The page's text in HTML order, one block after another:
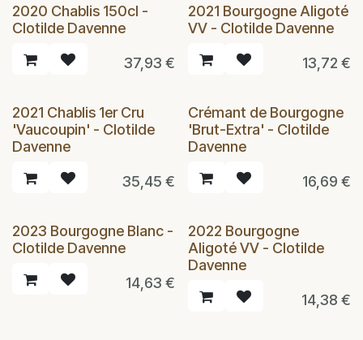
2020 Chablis 150cl -
Clotilde Davenne
37,93 €
2021 Bourgogne Aligoté
VV - Clotilde Davenne
13,72 €
2021 Chablis 1er Cru
'Vaucoupin' - Clotilde
Davenne
35,45 €
Crémant de Bourgogne
'Brut-Extra' - Clotilde
Davenne
16,69 €
2023 Bourgogne Blanc -
Clotilde Davenne
14,63 €
2022 Bourgogne
Aligoté VV - Clotilde
Davenne
14,38 €